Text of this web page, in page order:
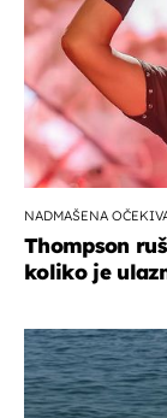
NADMAŠENA
Thompson
koliko je